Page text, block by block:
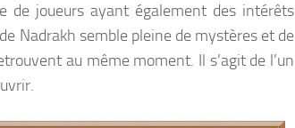
de joueurs ayant également des intérêts
Nadrakh semble pleine de mystères et de
au même moment. Il s’agit de l’un